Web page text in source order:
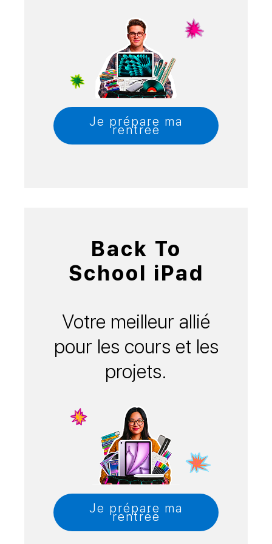
Je prépare ma
rentrée
Back To
School iPad
Votre meilleur allié
pour les cours et les
projets.
Je prépare ma
rentrée